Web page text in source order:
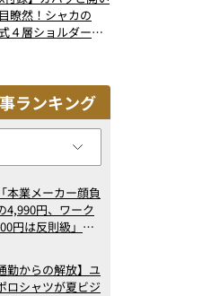
瞭然！シャカの
４層ショルダーバ
ランキング
本業メーカー顔負
4,990円、ワーク
円は反則級」凄
年6月版）
勤からの解放】ユ
ロシャツが夏ビジ